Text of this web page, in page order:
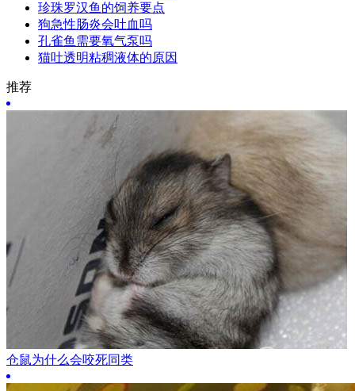
珍珠罗汉鱼的饲养要点
狗急性肠炎会吐血吗
孔雀鱼需要氧气泵吗
猫吐透明粘稠液体的原因
推荐
仓鼠为什么会咬死同类